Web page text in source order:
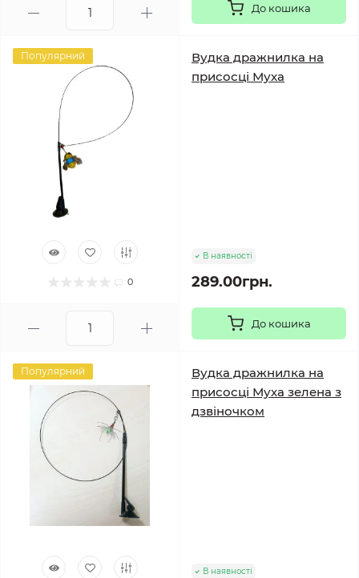
До кошика
Популярний
0
Вудка дражнилка на
присосці Муха
В наявності
289.00грн.
До кошика
Популярний
Вудка дражнилка на
присосці Муха зелена з
дзвіночком
В наявності